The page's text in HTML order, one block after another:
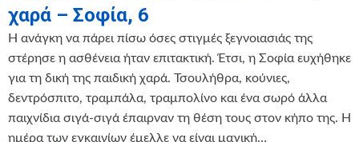
χαρά – Σοφία, 6
Η ανάγκη να πάρει πίσω όσες στιγμές ξεγνοιασιάς της
στέρησε η ασθένεια ήταν επιτακτική. Έτσι, η Σοφία ευχήθηκε
για τη δική της παιδική χαρά. Τσουλήθρα, κούνιες,
δεντρόσπιτο, τραμπάλα, τραμπολίνο και ένα σωρό άλλα
παιχνίδια σιγά-σιγά έπαιρναν τη θέση τους στον κήπο της. Η
ημέρα των εγκαινίων έμελλε να είναι μαγική…